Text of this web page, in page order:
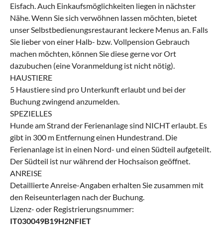
Eisfach. Auch Einkaufsmöglichkeiten liegen in nächster
Nähe. Wenn Sie sich verwöhnen lassen möchten, bietet
unser Selbstbedienungsrestaurant leckere Menus an. Falls
Sie lieber von einer Halb- bzw. Vollpension Gebrauch
machen möchten, können Sie diese gerne vor Ort
dazubuchen (eine Voranmeldung ist nicht nötig).
HAUSTIERE
5 Haustiere sind pro Unterkunft erlaubt und bei der
Buchung zwingend anzumelden.
SPEZIELLES
Hunde am Strand der Ferienanlage sind NICHT erlaubt. Es
gibt in 300 m Entfernung einen Hundestrand. Die
Ferienanlage ist in einen Nord- und einen Südteil aufgeteilt.
Der Südteil ist nur während der Hochsaison geöffnet.
ANREISE
Detaillierte Anreise-Angaben erhalten Sie zusammen mit
den Reiseunterlagen nach der Buchung.
Lizenz- oder Registrierungsnummer:
IT030049B19H2NFIET